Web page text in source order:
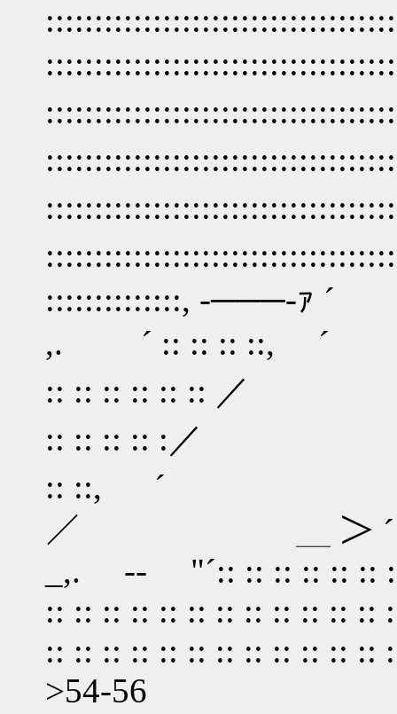
,. ´ ::
:: ::
:: :: ::
:: ::, ´
／ ＿
_,. -‐
:: :: :: :: :: ::
:: :: :: :: :: ::
>54-56